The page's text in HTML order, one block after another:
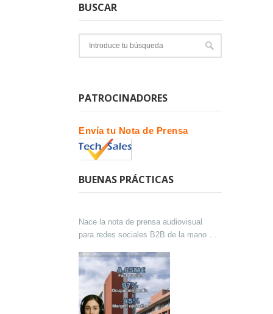
BUSCAR
PATROCINADORES
Envía tu Nota de Prensa
BUENAS PRÁCTICAS
Nace la nota de prensa audiovisual
para redes sociales B2B de la mano de